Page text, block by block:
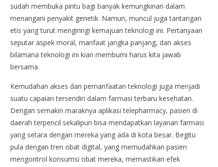
sudah membuka pintu bagi banyak kemungkinan dalam
menangani penyakit genetik. Namun, muncul juga tantangan
etis yang turut mengiringi kemajuan teknologi ini. Pertanyaan
seputar aspek moral, manfaat jangka panjang, dan akses
bilamana teknologi ini kian membumi harus kita jawab
bersama.
Kemudahan akses dan pemanfaatan teknologi juga menjadi
suatu capaian tersendiri dalam farmasi terbaru kesehatan.
Dengan semakin maraknya aplikasi telepharmacy, pasien di
daerah terpencil sekalipun bisa mendapatkan layanan farmasi
yang setara dengan mereka yang ada di kota besar. Begitu
pula dengan tren obat digital, yang memudahkan pasien
mengontrol konsumsi obat mereka, memastikan efek